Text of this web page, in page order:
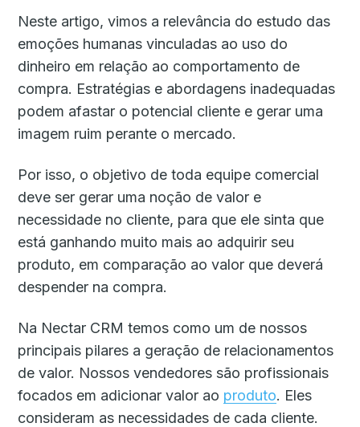
Neste artigo, vimos a relevância do estudo das
emoções humanas vinculadas ao uso do
dinheiro em relação ao comportamento de
compra. Estratégias e abordagens inadequadas
podem afastar o potencial cliente e gerar uma
imagem ruim perante o mercado.
Por isso, o objetivo de toda equipe comercial
deve ser gerar uma noção de valor e
necessidade no cliente, para que ele sinta que
está ganhando muito mais ao adquirir seu
produto, em comparação ao valor que deverá
despender na compra.
Na Nectar CRM temos como um de nossos
principais pilares a geração de relacionamentos
de valor. Nossos vendedores são profissionais
focados em adicionar valor ao produto. Eles
consideram as necessidades de cada cliente.